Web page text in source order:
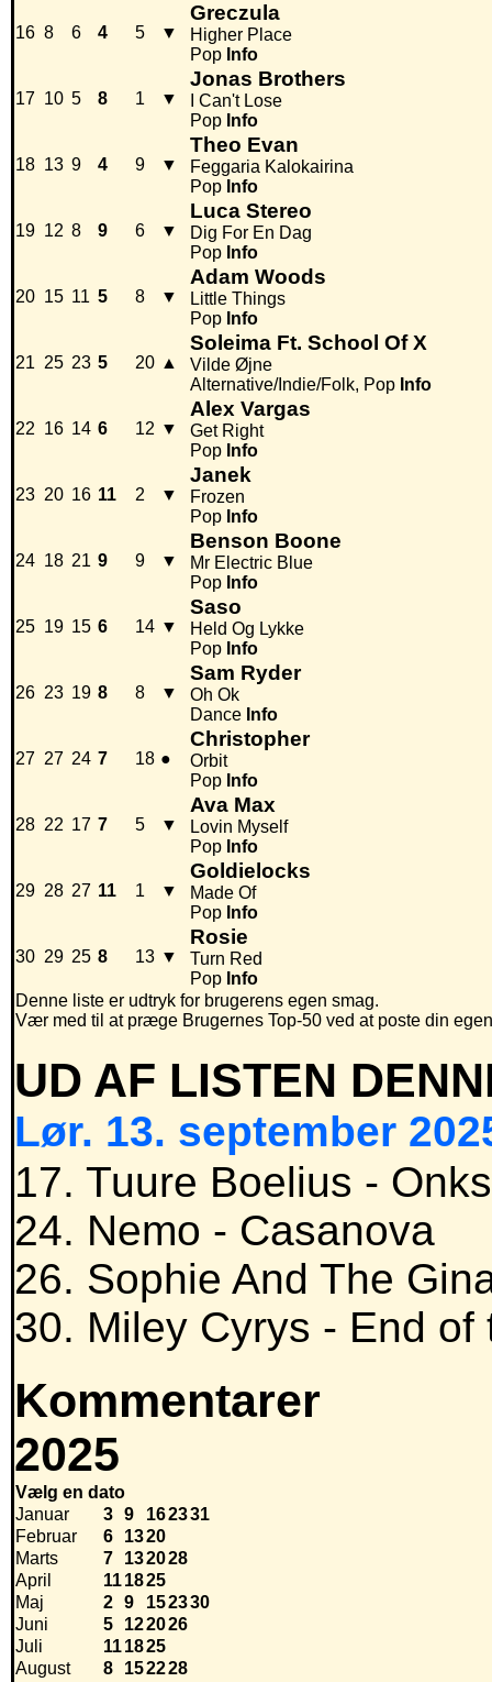
16 8 6 4 5 ▼
Greczula
Higher Place
Pop Info
17 10 5 8 1 ▼
Jonas Brothers
I Can't Lose
Pop Info
18 13 9 4 9 ▼
Theo Evan
Feggaria Kalokairina
Pop Info
19 12 8 9 6 ▼
Luca Stereo
Dig For En Dag
Pop Info
20 15 11 5 8 ▼
Adam Woods
Little Things
Pop Info
21 25 23 5 20 ▲
Soleima Ft. School Of X
Vilde Øjne
Alternative/Indie/Folk, Pop Info
22 16 14 6 12 ▼
Alex Vargas
Get Right
Pop Info
23 20 16 11 2 ▼
Janek
Frozen
Pop Info
24 18 21 9 9 ▼
Benson Boone
Mr Electric Blue
Pop Info
25 19 15 6 14 ▼
Saso
Held Og Lykke
Pop Info
26 23 19 8 8 ▼
Sam Ryder
Oh Ok
Dance Info
27 27 24 7 18 ●
Christopher
Orbit
Pop Info
28 22 17 7 5 ▼
Ava Max
Lovin Myself
Pop Info
29 28 27 11 1 ▼
Goldielocks
Made Of
Pop Info
30 29 25 8 13 ▼
Rosie
Turn Red
Pop Info
Denne liste er udtryk for brugerens egen smag.
Vær med til at præge Brugernes Top-50 ved at poste din
UD AF LISTEN
Lør. 13. september
17. Tuure Boelius -
24. Nemo - Casanova
26. Sophie And The
30. Miley Cyrys - End of
Kommentarer
2025
Vælg en dato
Januar
3 9 162331
Februar
6 1320
Marts
7 132028
April
111825
Maj
2 9 152330
Juni
5 122026
Juli
111825
August
8 152228